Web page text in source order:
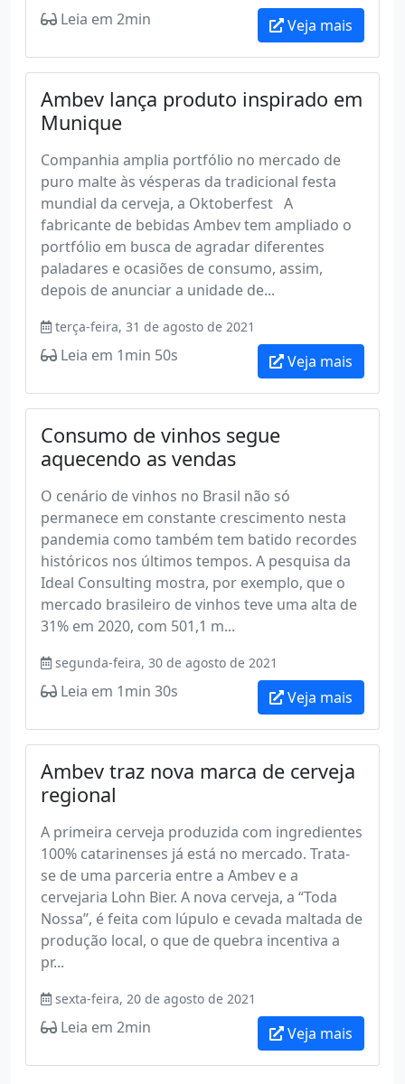
Leia em 2min Veja mais
Ambev lança produto inspirado em
Munique
Companhia amplia portfólio no mercado de
puro malte às vésperas da tradicional festa
mundial da cerveja, a Oktoberfest A
fabricante de bebidas Ambev tem ampliado o
portfólio em busca de agradar diferentes
paladares e ocasiões de consumo, assim,
depois de anunciar a unidade de...
terça-feira, 31 de agosto de 2021
Leia em 1min 50s Veja mais
Consumo de vinhos segue
aquecendo as vendas
O cenário de vinhos no Brasil não só
permanece em constante crescimento nesta
pandemia como também tem batido recordes
históricos nos últimos tempos. A pesquisa da
Ideal Consulting mostra, por exemplo, que o
mercado brasileiro de vinhos teve uma alta de
31% em 2020, com 501,1 m...
segunda-feira, 30 de agosto de 2021
Leia em 1min 30s Veja mais
Ambev traz nova marca de cerveja
regional
A primeira cerveja produzida com ingredientes
100% catarinenses já está no mercado. Trata-
se de uma parceria entre a Ambev e a
cervejaria Lohn Bier. A nova cerveja, a “Toda
Nossa”, é feita com lúpulo e cevada maltada de
produção local, o que de quebra incentiva a
pr...
sexta-feira, 20 de agosto de 2021
Leia em 2min Veja mais